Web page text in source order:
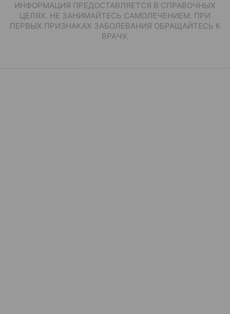
ИНФОРМАЦИЯ ПРЕДОСТАВЛЯЕТСЯ В СПРАВОЧНЫХ
ЦЕЛЯХ. НЕ ЗАНИМАЙТЕСЬ САМОЛЕЧЕНИЕМ. ПРИ
ПЕРВЫХ ПРИЗНАКАХ ЗАБОЛЕВАНИЯ ОБРАЩАЙТЕСЬ К
ВРАЧУ.